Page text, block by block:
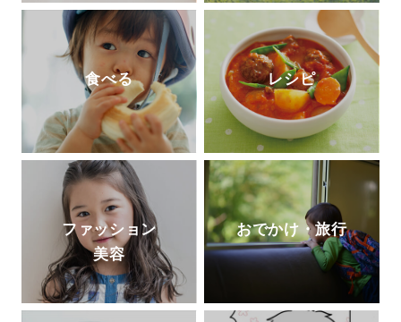
食べる レシピ
ファッション
美容
おでかけ・旅行